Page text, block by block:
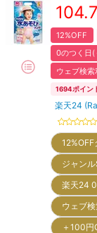
104.7
12%OFF
0のつく日(
ウェブ検
1694ポイン
楽天24
12%OFF
ジャン
楽天24
ウェブ
＋100